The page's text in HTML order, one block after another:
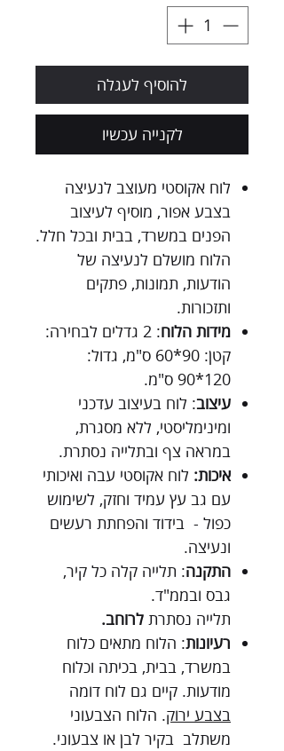
להוסיף לעגלה
לקנייה עכשיו
לוח אקוסטי מעוצב לנעיצה
בצבע אפור, מוסיף לעיצוב
הפנים במשרד, בבית ובכל חלל.
הלוח מושלם לנעיצה של
הודעות, תמונות, פתקים
ותזכורות.
מידות הלוח
: 2 גדלים לבחירה:
קטן: 90*60 ס"מ, גדול:
120*90 ס"מ.
עיצוב: לוח בעיצוב עדכני
ומינימליסטי, ללא מסגרת,
במראה צף ובתלייה נסתרת.
איכות: לוח אקוסטי עבה ואיכותי
עם גב עץ עמיד וחזק, לשימוש
כפול - בידוד והפחתת רעשים
ונעיצה.
התקנה: תלייה קלה כל קיר,
גבס ובממ"ד.
תלייה נסתרת לרוחב.
רעיונות: הלוח מתאים כלוח
במשרד, בבית, בכיתה וכלוח
מודעות. קיים גם לוח דומה
בצבע ירוק. הלוח הצבעוני
משתלב בקיר לבן או צבעוני.